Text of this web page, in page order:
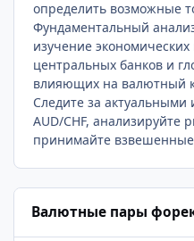
определить возможные
Фундаментальный
изучение
центральных банков и
влияющих на валютный
Следите за актуальными
AUD/CHF,
принимайте
Валютные пары